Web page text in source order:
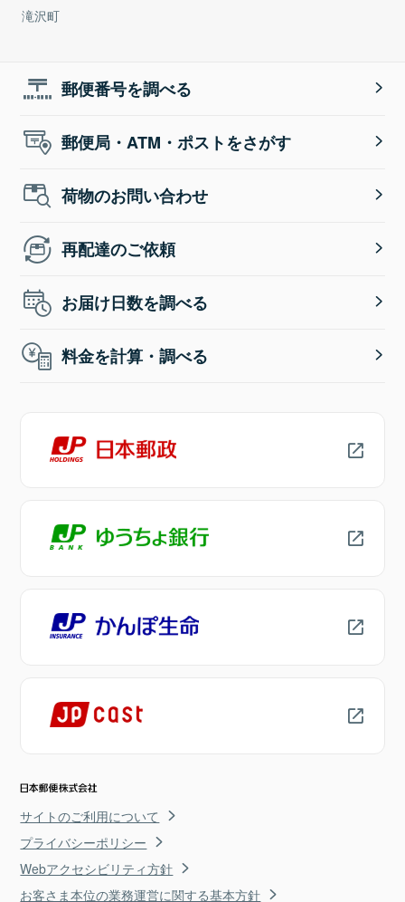
滝沢町
郵便番号を調べる
郵便局・ATM・ポストをさがす
荷物のお問い合わせ
再配達のご依頼
お届け日数を調べる
料金を計算・調べる
サイトのご利用について
プライバシーポリシー
Webアクセシビリティ方針
お客さま本位の業務運営に関する基本方針